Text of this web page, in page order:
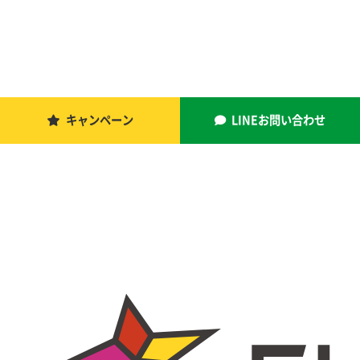
キャンペーン LINEお問い合わせ